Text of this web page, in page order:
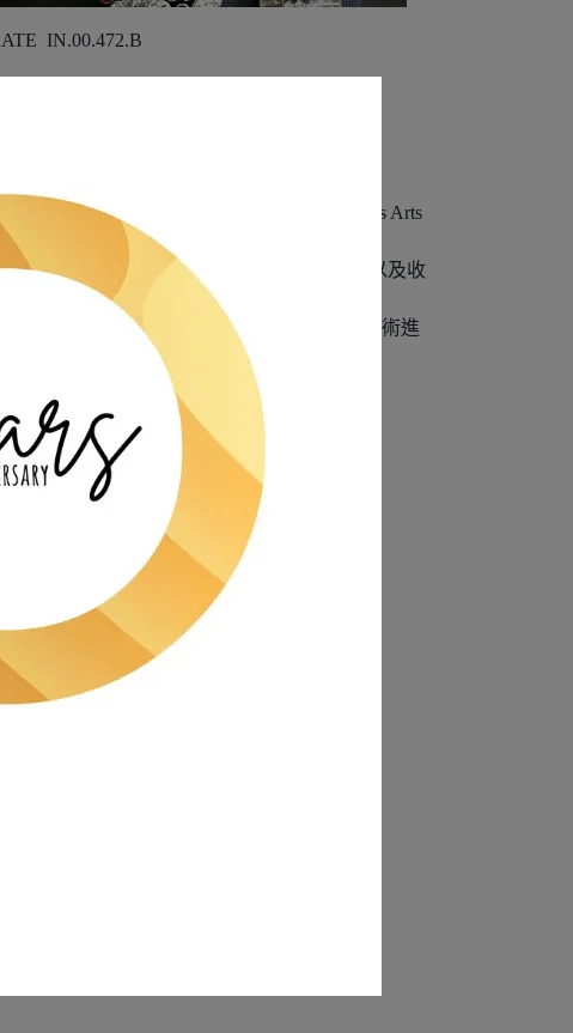
IN.00.472.B
代工業展（The Exposition Internationale des Arts
、時裝、汽車、電影院、火車、遠洋輪船以及收
術代表著奢華、魅力、奔放以及對社會和技術進